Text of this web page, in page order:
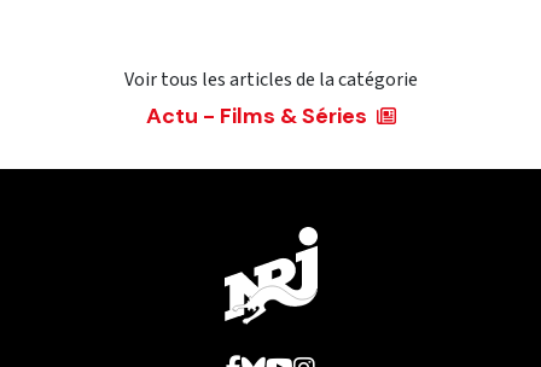
Voir tous les articles de la catégorie
Actu - Films & Séries